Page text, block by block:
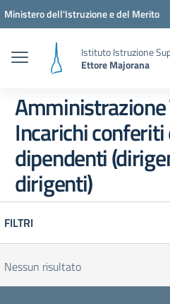
Vai ai contenuti
Vai al menu di navigazione
Vai al footer
Ministero dell'Istruzione e del Merito
Istituto Istruzione
Ettore Majorana
Incarichi
dipendenti
dirigenti)
FILTRI
Nessun risultato